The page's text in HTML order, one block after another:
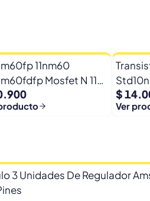
11nm60
Mosfet N 11a
220f
10nm6
$
Ver
3 Unidades De Regulador